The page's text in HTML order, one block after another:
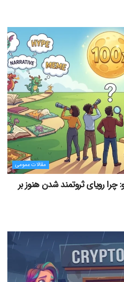
مقالات عمومی
کریپتو: چرا رویای ثروتمند شدن هنوز بر